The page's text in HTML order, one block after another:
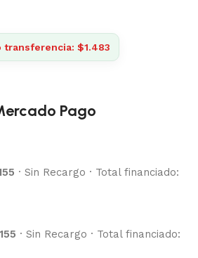
transferencia: $1.483
Pago
· Sin Recargo · Total financiado:
· Sin Recargo · Total financiado: